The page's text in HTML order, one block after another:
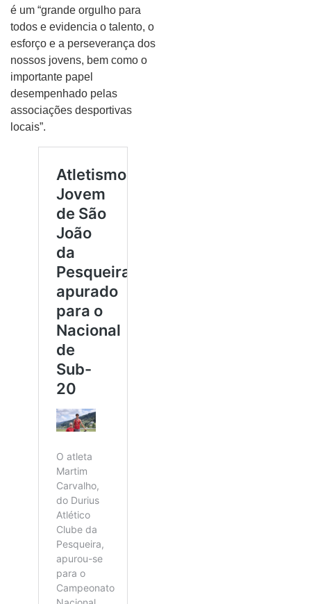
é um “grande orgulho para
todos e evidencia o talento, o
esforço e a perseverança dos
nossos jovens, bem como o
importante papel
desempenhado pelas
associações desportivas
locais”.